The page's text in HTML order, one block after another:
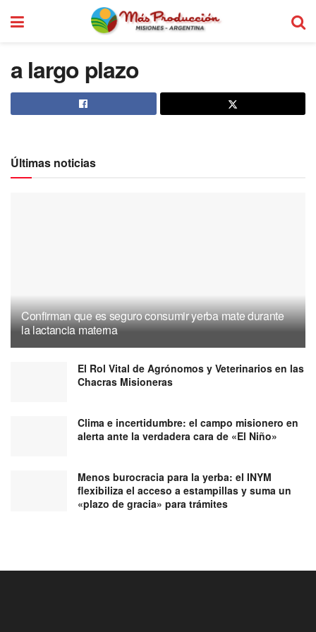
a largo plazo
Últimas noticias
Confirman que es seguro consumir yerba mate durante
la lactancia materna
El Rol Vital de Agrónomos y Veterinarios en las
Chacras Misioneras
Clima e incertidumbre: el campo misionero en
alerta ante la verdadera cara de «El Niño»
Menos burocracia para la yerba: el INYM
flexibiliza el acceso a estampillas y suma un
«plazo de gracia» para trámites